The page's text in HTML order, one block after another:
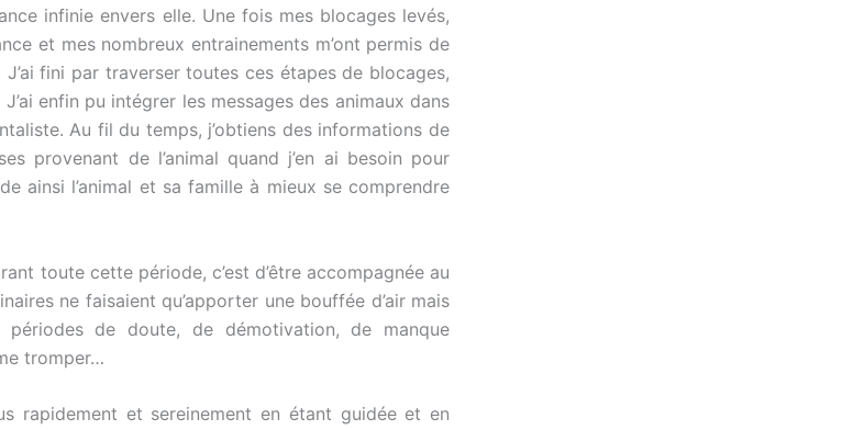
infinie envers elle. Une fois mes blocages levés,
et mes nombreux entrainements m’ont permis de
fini par traverser toutes ces étapes de blocages,
enfin pu intégrer les messages des animaux dans
Au fil du temps, j’obtiens des informations de
provenant de l’animal quand j’en ai besoin pour
ainsi l’animal et sa famille à mieux se comprendre
toute cette période, c’est d’être accompagnée au
ne faisaient qu’apporter une bouffée d’air mais
de doute, de démotivation, de manque
tromper…
rapidement et sereinement en étant guidée et en